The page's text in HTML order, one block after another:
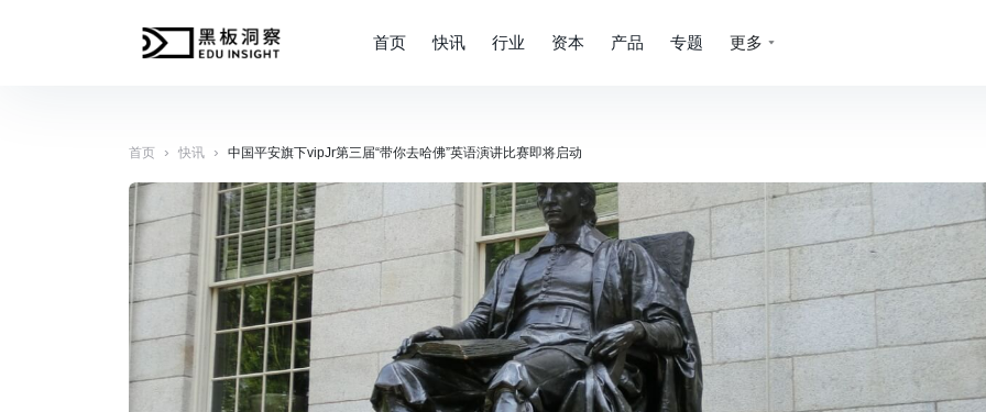
首页 快讯 行业 资本 产品 专题 更多
首页 › 快讯 › 中国平安旗下vipJr第三届“带你去哈佛”英语演讲比赛即将启动